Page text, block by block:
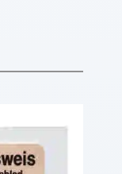
Eine
einer